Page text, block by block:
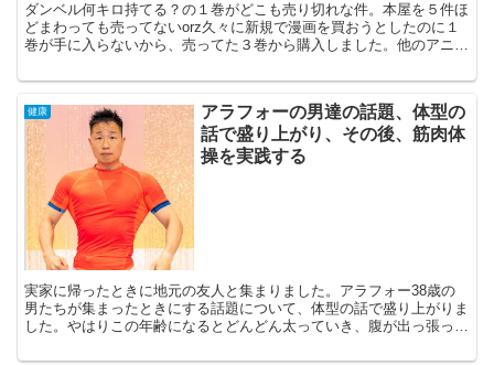
ダンベル何キロ持てる？の１巻がどこも売り切れな件。本屋を５件ほ
どまわっても売ってないorz久々に新規で漫画を買おうとしたのに１
巻が手に入らないから、売ってた３巻から購入しました。他のアニメ
健康
アラフォーの男達の話題、体型の
話で盛り上がり、その後、筋肉体
操を実践する
実家に帰ったときに地元の友人と集まりました。アラフォー38歳の
男たちが集まったときにする話題について、体型の話で盛り上がりま
した。やはりこの年齢になるとどんどん太っていき、腹が出っ張って